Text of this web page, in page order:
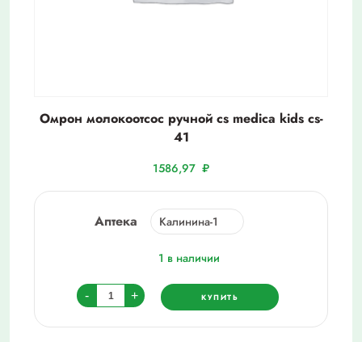
Омрон молокоотсос ручной cs medica kids cs-
41
1586,97 ₽
Аптека
1 в наличии
-
Количество
товара
Омрон
+ КУПИТЬ